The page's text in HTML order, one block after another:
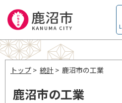
トップ > 統計 > 鹿沼市の工業
鹿沼市の工業